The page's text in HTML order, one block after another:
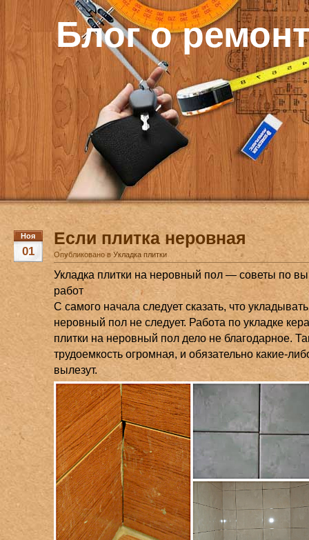
Блог о
Ноя
01
Если плитка неровная
Опубликовано в Укладка плитки
Укладка плитки на неровный пол — советы по
работ
С самого начала следует сказать, что
неровный пол не следует. Работа по укладке
плитки на неровный пол дело не благодарное.
трудоемкость огромная, и обязательно какие-
вылезут.